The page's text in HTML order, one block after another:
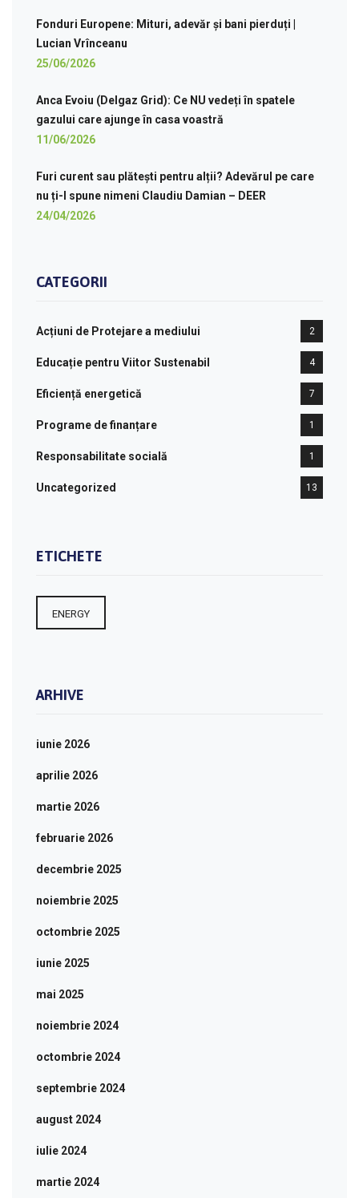
Fonduri Europene: Mituri, adevăr și bani pierduți |
Lucian Vrînceanu
25/06/2026
Anca Evoiu (Delgaz Grid): Ce NU vedeți în spatele
gazului care ajunge în casa voastră
11/06/2026
Furi curent sau plătești pentru alții? Adevărul pe care
nu ți-l spune nimeni Claudiu Damian – DEER
24/04/2026
CATEGORII
Acțiuni de Protejare a mediului 2
Educație pentru Viitor Sustenabil 4
Eficiență energetică 7
Programe de finanțare 1
Responsabilitate socială 1
Uncategorized 13
ETICHETE
ENERGY
ARHIVE
iunie 2026
aprilie 2026
martie 2026
februarie 2026
decembrie 2025
noiembrie 2025
octombrie 2025
iunie 2025
mai 2025
noiembrie 2024
octombrie 2024
septembrie 2024
august 2024
iulie 2024
martie 2024